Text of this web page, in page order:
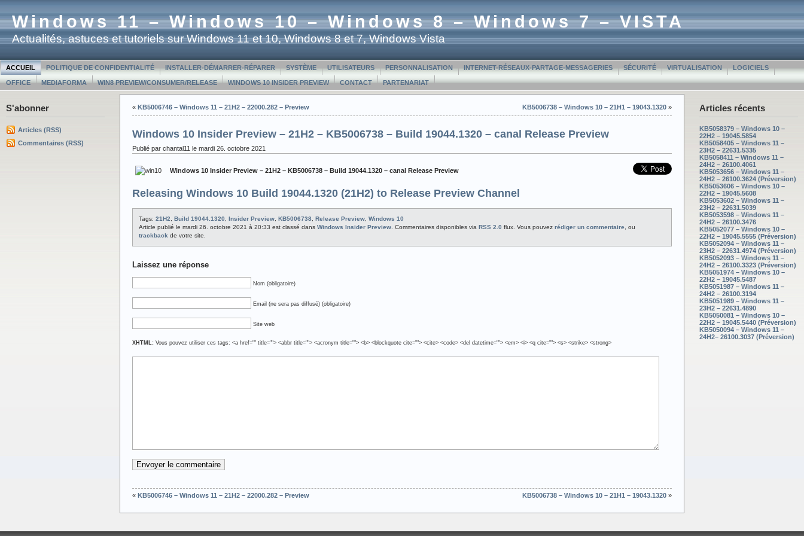
Windows 11 – Windows 10 – Windows 8 – Windows 7 – VISTA
Actualités, astuces et tutoriels sur Windows 11 et 10, Windows 8 et 7, Windows Vista
ACCUEIL POLITIQUE DE CONFIDENTIALITÉ INSTALLER-DÉMARRER-RÉPARER SYSTÈME UTILISATEURS PERSONNALISATION INTERNET-RÉSEAUX-PARTAGE-MESSAGERIES SÉCURITÉ VIRTUALISATION LOGICIELS
OFFICE MEDIAFORMA WIN8 PREVIEW/CONSUMER/RELEASE WINDOWS 10 INSIDER PREVIEW CONTACT PARTENARIAT
S'abonner
Articles (RSS)
Commentaires (RSS)
Articles récents
KB5058379 – Windows 10 –
22H2 – 19045.5854
KB5058405 – Windows 11 –
23H2 – 22631.5335
KB5058411 – Windows 11 –
24H2 – 26100.4061
KB5053656 – Windows 11 –
24H2 – 26100.3624 (Préversion)
KB5053606 – Windows 10 –
22H2 – 19045.5608
KB5053602 – Windows 11 –
23H2 – 22631.5039
KB5053598 – Windows 11 –
24H2 – 26100.3476
KB5052077 – Windows 10 –
22H2 – 19045.5555 (Préversion)
KB5052094 – Windows 11 –
23H2 – 22631.4974 (Préversion)
KB5052093 – Windows 11 –
24H2 – 26100.3323 (Préversion)
KB5051974 – Windows 10 –
22H2 – 19045.5487
KB5051987 – Windows 11 –
24H2 – 26100.3194
KB5051989 – Windows 11 –
23H2 – 22631.4890
KB5050081 – Windows 10 –
22H2 – 19045.5440 (Préversion)
KB5050094 – Windows 11 –
24H2– 26100.3037 (Préversion)
« KB5006746 – Windows 11 – 21H2 – 22000.282 – Preview KB5006738 – Windows 10 – 21H1 – 19043.1320 »
Windows 10 Insider Preview – 21H2 – KB5006738 – Build 19044.1320 – canal Release Preview
Publié par chantal11 le mardi 26. octobre 2021
Windows 10 Insider Preview – 21H2 – KB5006738 – Build 19044.1320 – canal Release Preview
Releasing Windows 10 Build 19044.1320 (21H2) to Release Preview Channel
Tags: 21H2 Build 19044.1320 Insider Preview KB5006738 Release Preview Windows 10
Article publié le mardi 26. octobre 2021 à 20:33 est classé dans Windows Insider Preview . Commentaires disponibles via RSS 2.0 flux. Vous pouvez rédiger un commentaire , ou
trackback de votre site.
Laissez une réponse
Nom (obligatoire)
Email (ne sera pas diffusé) (obligatoire)
Site web
XHTML: Vous pouvez utiliser ces tags: <a href="" title=""> <abbr title=""> <acronym title=""> <b> <blockquote cite=""> <cite> <code> <del datetime=""> <em> <i> <q cite=""> <s> <strike> <strong>
« KB5006746 – Windows 11 – 21H2 – 22000.282 – Preview KB5006738 – Windows 10 – 21H1 – 19043.1320 »